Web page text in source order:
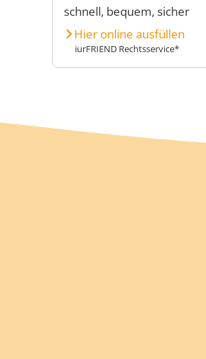
schnell, bequem, sicher
Hier online ausfüllen
iurFRIEND Rechtsservice*